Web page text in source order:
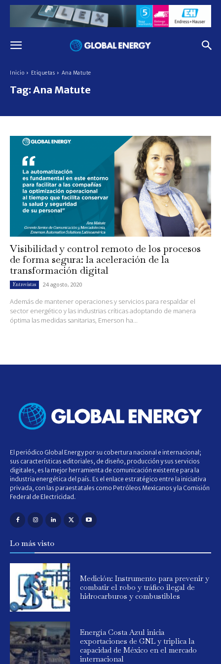
Inicio Etiquetas Ana Matute
Tag: Ana Matute
Visibilidad y control remoto de los procesos
de forma segura: la aceleración de la
transformación digital
Entrevistas 24 agosto, 2020
Además de mantener operaciones y servicios para respaldar el
sector energético y las industrias críticas adoptando de manera
óptima las medidas sanitarias, Emerson ha...
El periódico Global Energy por su cobertura nacional e internacional;
sus características editoriales, de diseño, producción y sus servicios
digitales, es la mejor herramienta de comunicación existente para la
industria energética del país. Es el enlace estratégico entre la iniciativa
privada, con las paraestatales como Petróleos Mexicanos y la Comisión
Federal de Electricidad.
Lo más visto
Medición: Instrumento para prevenir y
combatir el robo y tráfico ilegal de
hidrocarburos y combustibles
Energía Costa Azul inicia
exportaciones de GNL y triplica la
capacidad de México en el mercado
internacional